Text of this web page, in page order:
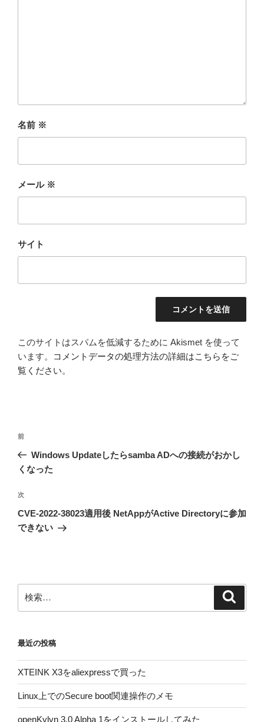
名前 ※
メール ※
サイト
このサイトはスパムを低減するために Akismet を使って
います。
コメントデータの処理方法の詳細はこちらをご
覧ください。
投
ナ
ゲ
ー
シ
前
の
投
前
Windows Updateしたらsamba ADへの接続がおかし
くなった
次
の
投
次
CVE-2022-38023適用後 NetAppがActive Directoryに参加
できない
索:
最近の投稿
XTEINK X3をaliexpressで買った
Linux上でのSecure boot関連操作のメモ
openKylyn 3.0 Alpha 1をインストールしてみた